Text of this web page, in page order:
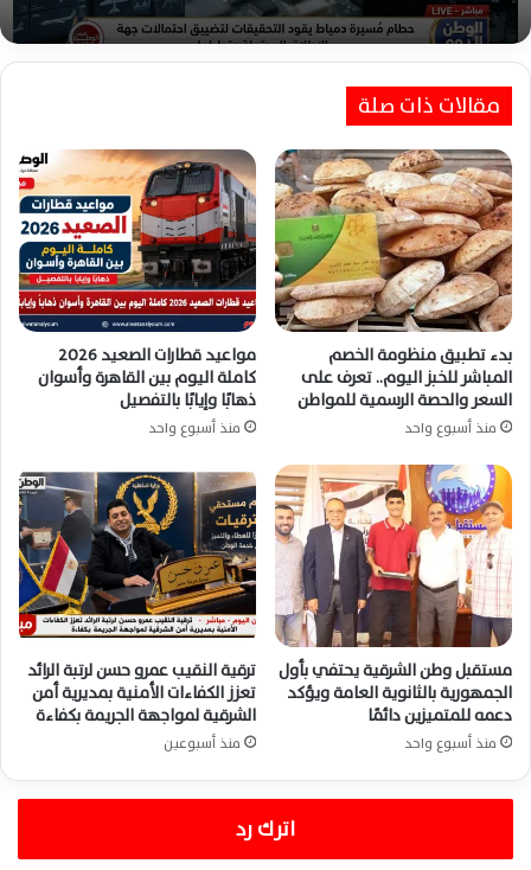
حطام مُسيرة دمياط يقود التحقيقات لتضييق
احتمالات جهة الإطلاق المحتملة وتحليلها
ابنة صان الحجر :أرملةٌ شرقاويةٌ تهزمُ اليُتمَ بالكفاحِ
وتُربِّي خمسةَ أبناءٍ حتى الزَّواجِ والاستقرار
مقالات ذات صلة
بدء تطبيق منظومة الخصم
المباشر للخبز اليوم.. تعرف على
السعر والحصة الرسمية للمواطن
منذ أسبوع واحد
مواعيد قطارات الصعيد 2026
كاملة اليوم بين القاهرة وأسوان
ذهابًا وإيابًا بالتفصيل
منذ أسبوع واحد
مستقبل وطن الشرقية يحتفي بأول
الجمهورية بالثانوية العامة ويؤكد
دعمه للمتميزين دائمًا
منذ أسبوع واحد
ترقية النقيب عمرو حسن لرتبة الرائد
تعزز الكفاءات الأمنية بمديرية أمن
الشرقية لمواجهة الجريمة بكفاءة
منذ أسبوعين
اترك رد